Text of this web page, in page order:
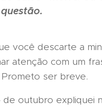
você descarte a
atenção com um
Prometo ser breve.
de outubro expliquei